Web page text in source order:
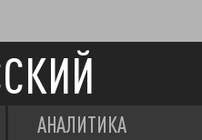
АНАЛИТИКА